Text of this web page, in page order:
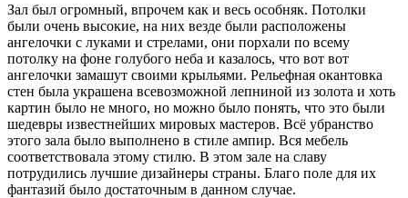
Зал был огромный, впрочем как и весь особняк. Потолки
были очень высокие, на них везде были расположены
ангелочки с луками и стрелами, они порхали по всему
потолку на фоне голубого неба и казалось, что вот вот
ангелочки замашут своими крыльями. Рельефная окантовка
стен была украшена всевозможной лепниной из золота и хоть
картин было не много, но можно было понять, что это были
шедевры известнейших мировых мастеров. Всё убранство
этого зала было выполнено в стиле ампир. Вся мебель
соответствовала этому стилю. В этом зале на славу
потрудились лучшие дизайнеры страны. Благо поле для их
фантазий было достаточным в данном случае.